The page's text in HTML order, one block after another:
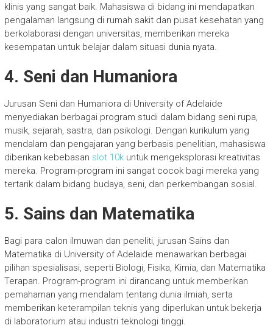
klinis yang sangat baik. Mahasiswa di bidang ini mendapatkan
pengalaman langsung di rumah sakit dan pusat kesehatan yang
berkolaborasi dengan universitas, memberikan mereka
kesempatan untuk belajar dalam situasi dunia nyata.
4. Seni dan Humaniora
Jurusan Seni dan Humaniora di University of Adelaide
menyediakan berbagai program studi dalam bidang seni rupa,
musik, sejarah, sastra, dan psikologi. Dengan kurikulum yang
mendalam dan pengajaran yang berbasis penelitian, mahasiswa
diberikan kebebasan slot 10kuntuk mengeksplorasi kreativitas
mereka. Program-program ini sangat cocok bagi mereka yang
tertarik dalam bidang budaya, seni, dan perkembangan sosial.
5. Sains dan Matematika
Bagi para calon ilmuwan dan peneliti, jurusan Sains dan
Matematika di University of Adelaide menawarkan berbagai
pilihan spesialisasi, seperti Biologi, Fisika, Kimia, dan Matematika
Terapan. Program-program ini dirancang untuk memberikan
pemahaman yang mendalam tentang dunia ilmiah, serta
memberikan keterampilan teknis yang diperlukan untuk bekerja
di laboratorium atau industri teknologi tinggi.